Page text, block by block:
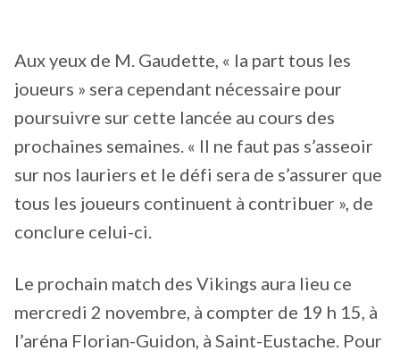
Aux yeux de M. Gaudette, « la part tous les
joueurs » sera cependant nécessaire pour
poursuivre sur cette lancée au cours des
prochaines semaines. « Il ne faut pas s’asseoir
sur nos lauriers et le défi sera de s’assurer que
tous les joueurs continuent à contribuer », de
conclure celui-ci.
Le prochain match des Vikings aura lieu ce
mercredi 2 novembre, à compter de 19 h 15, à
l’aréna Florian-Guidon, à Saint-Eustache. Pour